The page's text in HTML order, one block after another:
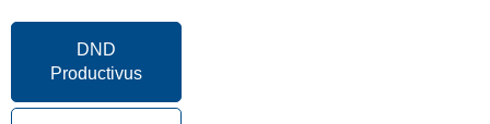
DND
Productivus